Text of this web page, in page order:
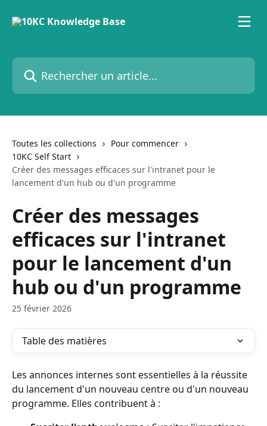
Rechercher un article...
Toutes les collections
Pour commencer
10KC Self Start
Créer des messages efficaces sur l'intranet pour le
lancement d'un hub ou d'un programme
Créer des messages
efficaces sur l'intranet
pour le lancement d'un
hub ou d'un programme
25 février 2026
Table des matières
Les annonces internes sont essentielles à la réussite
du lancement d'un nouveau centre ou d'un nouveau
programme. Elles contribuent à :